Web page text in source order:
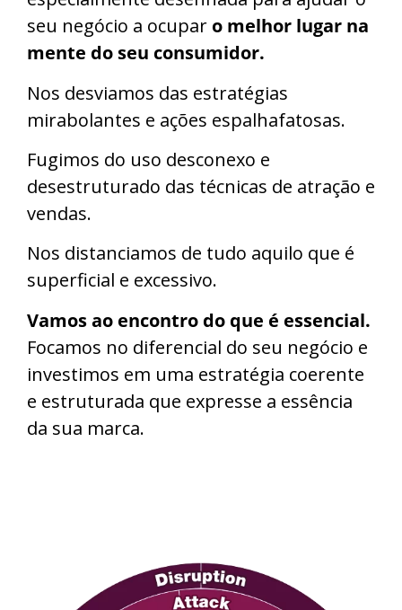
seu negócio a ocupar o melhor lugar na
mente do seu consumidor.
Nos desviamos das estratégias
mirabolantes e ações espalhafatosas.
Fugimos do uso desconexo e
desestruturado das técnicas de atração e
vendas.
Nos distanciamos de tudo aquilo que é
superficial e excessivo.
Vamos ao encontro do que é essencial.
Focamos no diferencial do seu negócio e
investimos em uma estratégia coerente
e estruturada que expresse a essência
da sua marca.